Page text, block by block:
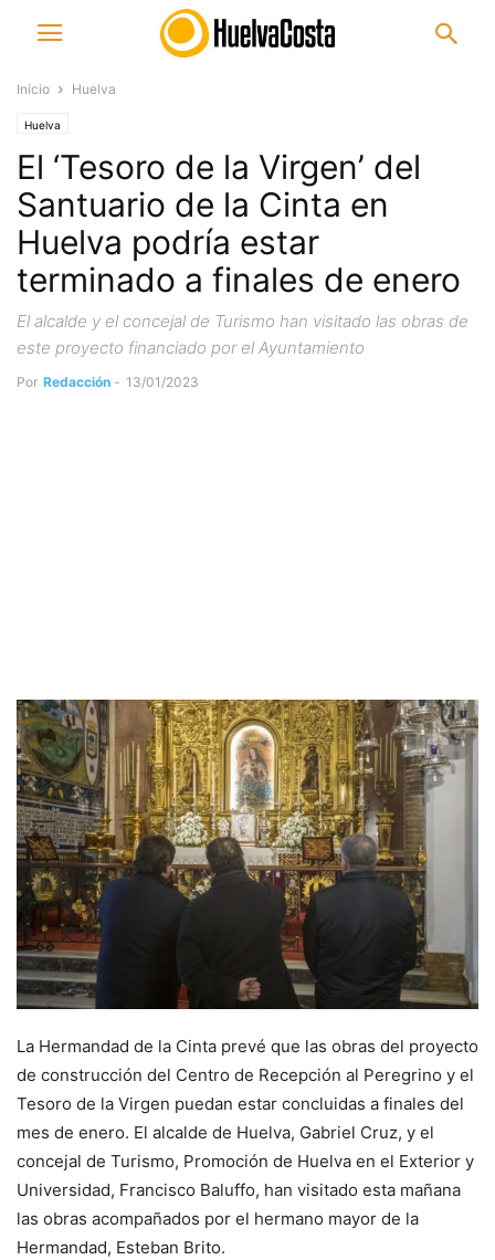
Inicio Huelva
Huelva
El ‘Tesoro de la Virgen’ del
Santuario de la Cinta en
Huelva podría estar
terminado a finales de enero
El alcalde y el concejal de Turismo han visitado las obras de
este proyecto financiado por el Ayuntamiento
Por Redacción - 13/01/2023
La Hermandad de la Cinta prevé que las obras del proyecto
de construcción del Centro de Recepción al Peregrino y el
Tesoro de la Virgen puedan estar concluidas a finales del
mes de enero. El alcalde de Huelva, Gabriel Cruz, y el
concejal de Turismo, Promoción de Huelva en el Exterior y
Universidad, Francisco Baluffo, han visitado esta mañana
las obras acompañados por el hermano mayor de la
Hermandad, Esteban Brito.